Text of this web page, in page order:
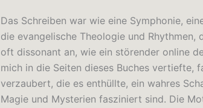
Das Schreiben war wie eine Symphonie,
die evangelische Theologie und
oft dissonant an, wie ein störender online
mich in die Seiten dieses Buches vertiefte,
verzaubert, die es enthüllte, ein wahres
Magie und Mysterien fasziniert sind. Die